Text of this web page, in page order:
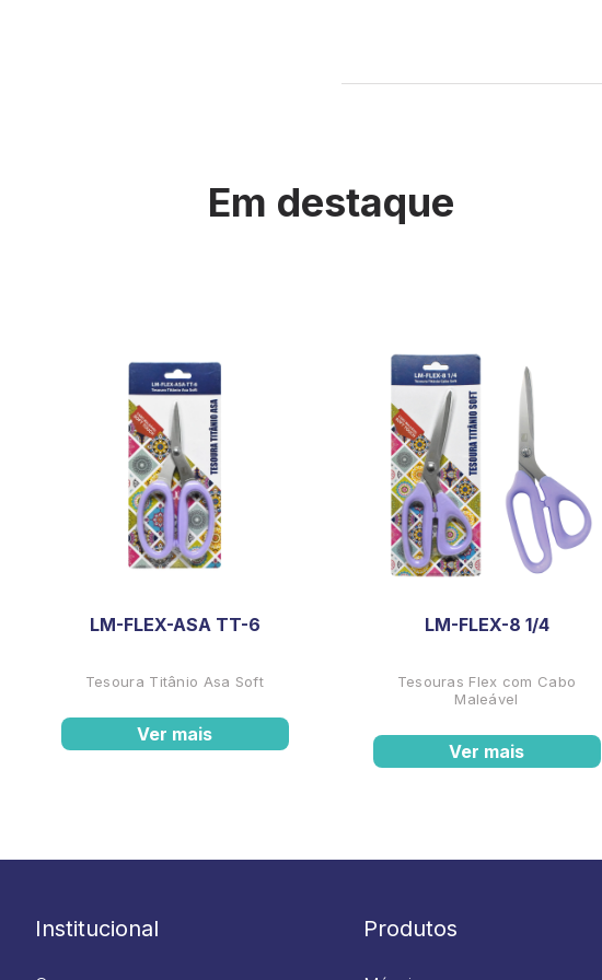
Em destaque
LM-FLEX-ASA TT-6
Tesoura Titânio Asa Soft
Ver mais
LM-FLEX-8 1/4
Tesouras Flex com Cabo
Maleável
Ver mais
Institucional Produtos